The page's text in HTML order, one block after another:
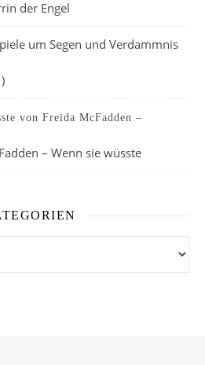
der Engel
um Segen und Verdammnis
von Freida McFadden –
– Wenn sie wüsste